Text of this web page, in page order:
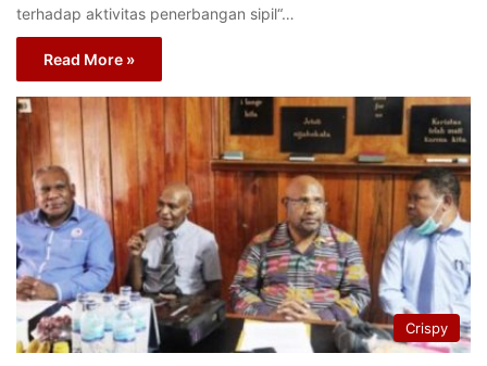
terhadap aktivitas penerbangan sipil“…
Read More »
Crispy